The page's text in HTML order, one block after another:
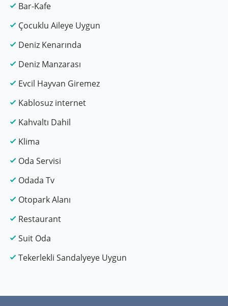
Bar-Kafe
Çocuklu Aileye Uygun
Deniz Kenarında
Deniz Manzarası
Evcil Hayvan Giremez
Kablosuz internet
Kahvaltı Dahil
Klima
Oda Servisi
Odada Tv
Otopark Alanı
Restaurant
Suit Oda
Tekerlekli Sandalyeye Uygun